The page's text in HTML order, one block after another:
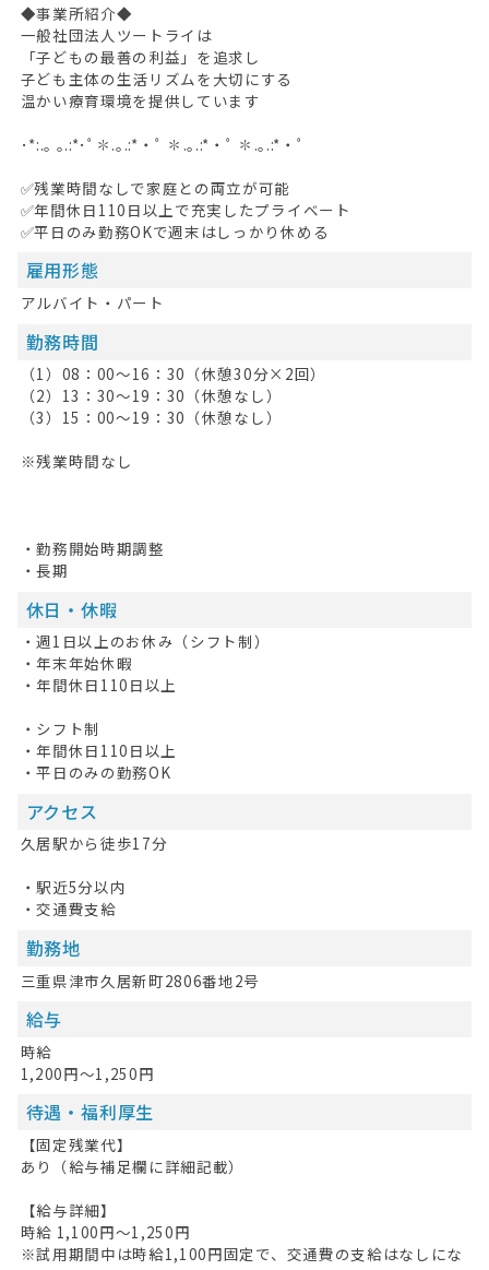
◆事業所紹介◆
一般社団法人ツートライは
「子どもの最善の利益」を追求し
子ども主体の生活リズムを大切にする
温かい療育環境を提供しています
･*:.｡ ｡.:*･ﾟ✽.｡.:*・ﾟ ✽.｡.:*・ﾟ ✽.｡.:*・ﾟ
✅残業時間なしで家庭との両立が可能
✅年間休日110日以上で充実したプライベート
✅平日のみ勤務OKで週末はしっかり休める
雇用形態
アルバイト・パート
勤務時間
（1）08：00～16：30（休憩30分×2回）
（2）13：30～19：30（休憩なし）
（3）15：00～19：30（休憩なし）
※残業時間なし
・勤務開始時期調整
・長期
休日・休暇
・週1日以上のお休み（シフト制）
・年末年始休暇
・年間休日110日以上
・シフト制
・年間休日110日以上
・平日のみの勤務OK
アクセス
久居駅から徒歩17分
・駅近5分以内
・交通費支給
勤務地
三重県津市久居新町2806番地2号
給与
時給
1,200円～1,250円
待遇・福利厚生
【固定残業代】
あり（給与補足欄に詳細記載）
【給与詳細】
時給 1,100円〜1,250円
※試用期間中は時給1,100円固定で、交通費の支給はなしにな